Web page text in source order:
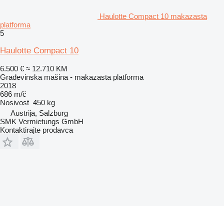
Haulotte Compact 10 makazasta
platforma
5
Haulotte Compact 10
6.500 € ≈ 12.710 KM
Građevinska mašina - makazasta platforma
2018
686 m/č
Nosivost 450 kg
Austrija, Salzburg
SMK Vermietungs GmbH
Kontaktirajte prodavca